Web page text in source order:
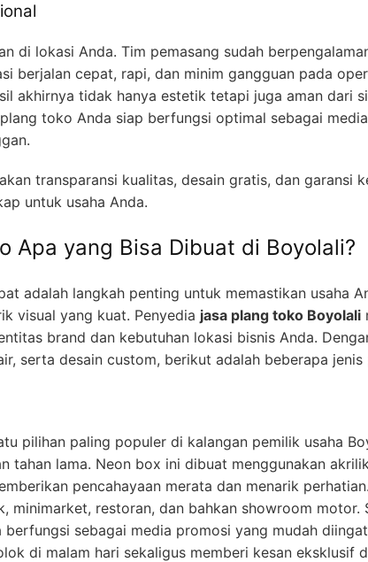
di lokasi Anda. Tim pemasang sudah
berjalan cepat, rapi, dan minim gangguan pada
akhirnya tidak hanya estetik tetapi juga aman dari
toko Anda siap berfungsi optimal sebagai
transparansi kualitas, desain gratis, dan garansi
untuk usaha Anda.
Apa yang Bisa Dibuat di Boyolali?
adalah langkah penting untuk memastikan usaha
visual yang kuat. Penyedia jasa plang toko Boyolali
brand dan kebutuhan lokasi bisnis Anda.
serta desain custom, berikut adalah beberapa
pilihan paling populer di kalangan pemilik usaha
tahan lama. Neon box ini dibuat menggunakan
pencahayaan merata dan menarik
minimarket, restoran, dan bahkan showroom motor.
sebagai media promosi yang mudah
di malam hari sekaligus memberi kesan eksklusif